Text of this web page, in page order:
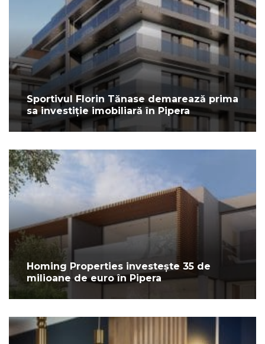
Sportivul Florin Tănase demarează prima
sa investiție imobiliară în Pipera
Homing Properties investește 35 de
milioane de euro în Pipera